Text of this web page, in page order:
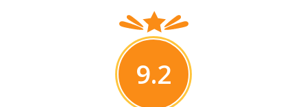
9.2